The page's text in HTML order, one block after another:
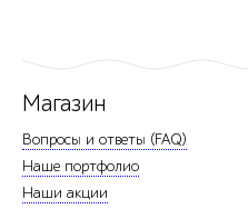
Магазин
Вопросы и ответы (FAQ)
Наше портфолио
Наши акции